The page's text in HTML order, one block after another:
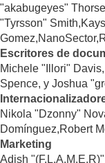
"akabugeyes"
"Tyrsson"
Escritores de
Michele "Illori"
Spence, y Joshua
Nikola "Dzonny"
Domínguez,Robert
Marketing
Adish